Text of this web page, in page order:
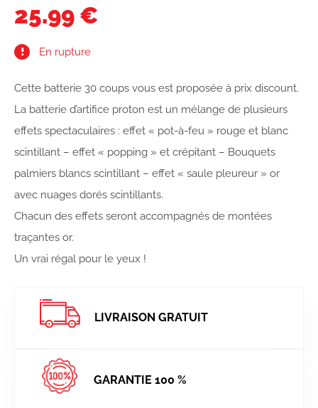
25.99 €
En rupture
Cette batterie 30 coups vous est proposée à prix discount.
La batterie d’artifice proton est un mélange de plusieurs
effets spectaculaires : effet « pot-à-feu » rouge et blanc
scintillant – effet « popping » et crépitant – Bouquets
palmiers blancs scintillant – effet « saule pleureur » or
avec nuages dorés scintillants.
Chacun des effets seront accompagnés de montées
traçantes or.
Un vrai régal pour le yeux !
LIVRAISON GRATUIT
GARANTIE 100 %